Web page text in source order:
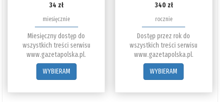
34 zł
miesięcznie
Miesięczny dostęp do
wszystkich treści serwisu
www.gazetapolska.pl.
WYBIERAM
340 zł
rocznie
Dostęp przez rok do
wszystkich treści serwisu
www.gazetapolska.pl.
WYBIERAM